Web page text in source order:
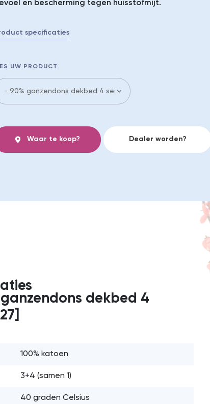
en bescherming tegen huisstofmijt.
specificaties
UW PRODUCT
Waar te koop? Dealer worden?
dekbed 4
100% katoen
3+4 (samen 1)
40 graden Celsius